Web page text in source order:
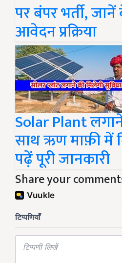
पर बंपर भर्ती,
आवेदन प्रक्रिया
Solar Plant
साथ ऋण माफ़ी में
पढ़ें पूरी जानकारी
Share your